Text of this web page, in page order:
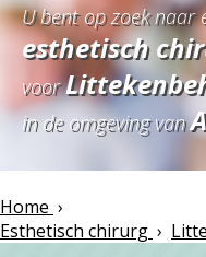
U bent op zoek naar
esthetisch
voor
in de omgeving van
Home ›
Esthetisch chirurg ›